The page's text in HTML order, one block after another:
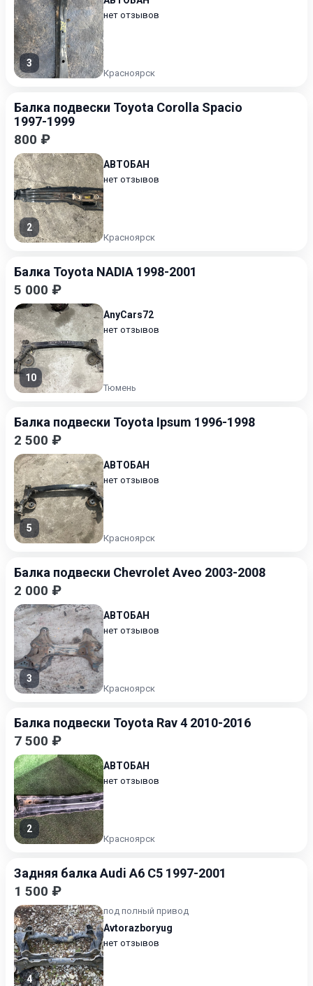
3
нет отзывов
Красноярск
Балка подвески Toyota Corolla Spacio
1997-1999
800 ₽
2
АВТОБАН
нет отзывов
Красноярск
Балка Toyota NADIA 1998-2001
5 000 ₽
10
AnyCars72
нет отзывов
Тюмень
Балка подвески Toyota Ipsum 1996-1998
2 500 ₽
5
АВТОБАН
нет отзывов
Красноярск
Балка подвески Chevrolet Aveo 2003-2008
2 000 ₽
3
АВТОБАН
нет отзывов
Красноярск
Балка подвески Toyota Rav 4 2010-2016
7 500 ₽
2
АВТОБАН
нет отзывов
Красноярск
Задняя балка Audi A6 C5 1997-2001
1 500 ₽
4
под полный привод
Avtorazboryug
нет отзывов